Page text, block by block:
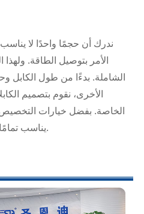
الأمر بتوصيل الطاقة.
الشاملة. بدءًا من طول الكابل
الأخرى، نقوم بتصميم
الخاصة. بفضل خيارات
يناسب تمامًا احتياجات اتصال الطاقة لديك.